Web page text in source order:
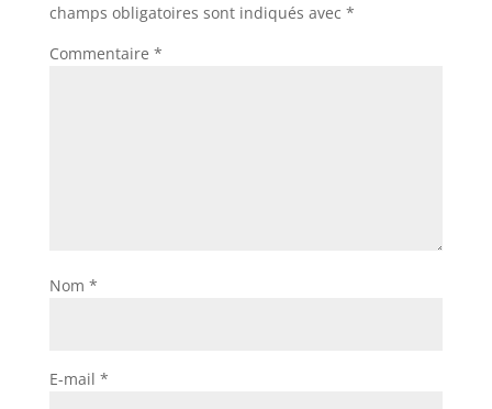
champs obligatoires sont indiqués avec *
Commentaire *
Nom *
E-mail *